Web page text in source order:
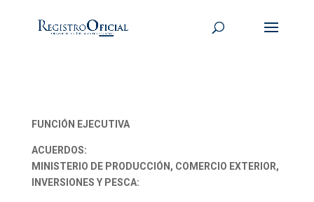
FUNCIÓN EJECUTIVA
ACUERDOS:
MINISTERIO DE PRODUCCIÓN, COMERCIO EXTERIOR,
INVERSIONES Y PESCA: